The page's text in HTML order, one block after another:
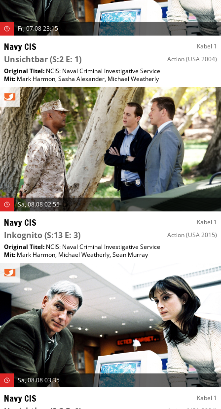
Fr, 07.08 23:15
Navy CIS Kabel 1
Unsichtbar(S:2 E: 1) Action(USA 2004)
Original Titel: NCIS: Naval Criminal Investigative Service
Mit: Mark Harmon,Sasha Alexander, Michael Weatherly
Sa, 08.08 02:55
Navy CIS Kabel 1
Inkognito(S:13 E: 3) Action(USA 2015)
Original Titel: NCIS: Naval Criminal Investigative Service
Mit: Mark Harmon, Michael Weatherly,Sean Murray
Sa, 08.08 03:35
Navy CIS Kabel 1